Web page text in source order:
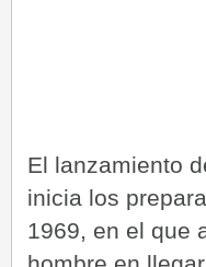
El lanzamiento
inicia los
1969, en el que